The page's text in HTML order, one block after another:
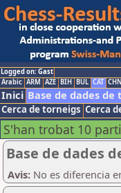
Logged on: Gast
Arabic ARM AZE BIH BUL CAT CHN
Inici Base de dades de
Cerca de torneigs Cerca
S'han trobat 10
Base de dades
Avis: No es diferencia